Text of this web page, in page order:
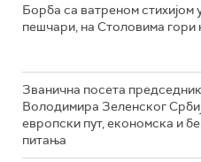
Борба са ватреном стихијом
пешчари, на Столовима гори
Званична посета
Володимира Зеленског
европски пут, економска и
питања